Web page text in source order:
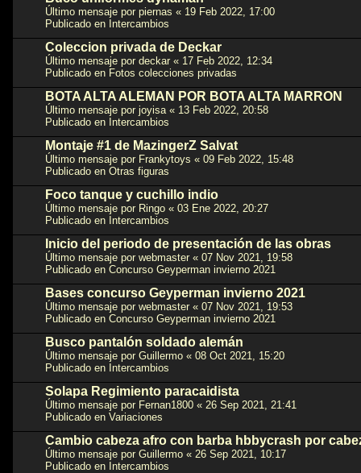
Último mensaje por piernas « 19 Feb 2022, 17:00
Publicado en Intercambios
Coleccion privada de Deckar
Último mensaje por deckar « 17 Feb 2022, 12:34
Publicado en Fotos colecciones privadas
BOTA ALTA ALEMAN POR BOTA ALTA MARRON
Último mensaje por joyisa « 13 Feb 2022, 20:58
Publicado en Intercambios
Montaje #1 de MazingerZ Salvat
Último mensaje por Frankytoys « 09 Feb 2022, 15:48
Publicado en Otras figuras
Foco tanque y cuchillo indio
Último mensaje por Ringo « 03 Ene 2022, 20:27
Publicado en Intercambios
Inicio del periodo de presentación de las obras
Último mensaje por webmaster « 07 Nov 2021, 19:58
Publicado en Concurso Geyperman invierno 2021
Bases concurso Geyperman invierno 2021
Último mensaje por webmaster « 07 Nov 2021, 19:53
Publicado en Concurso Geyperman invierno 2021
Busco pantalón soldado alemán
Último mensaje por Guillermo « 08 Oct 2021, 15:20
Publicado en Intercambios
Solapa Regimiento paracaidista
Último mensaje por Fernan1800 « 26 Sep 2021, 21:41
Publicado en Variaciones
Cambio cabeza afro con barba hbbycrash por
Último mensaje por Guillermo « 26 Sep 2021, 10:17
Publicado en Intercambios